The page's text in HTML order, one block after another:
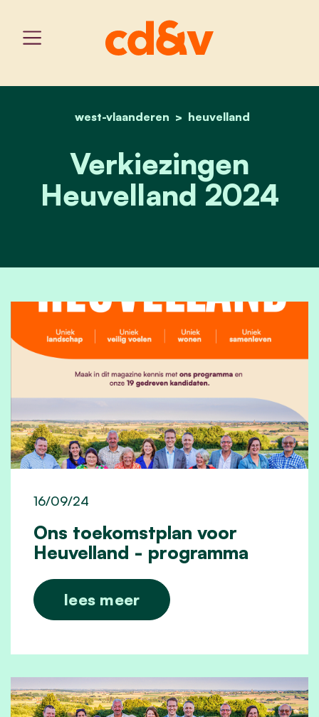
home
west-vlaanderen heuvelland
terugblik verkiezingen
Verkiezingen
Heuvelland 2024
Ons toekomstplan voor
Heuvelland - programma
16/09/24
lees meer